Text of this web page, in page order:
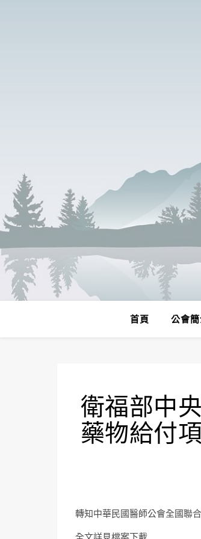
首頁 公會
衛福部中
藥物給付
轉知中華民國醫師公會全國聯
全文詳見檔案下載